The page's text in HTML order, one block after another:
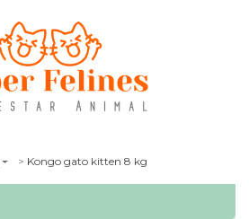
Kongo gato kitten 8 kg